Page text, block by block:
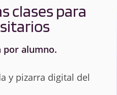
clases para
por alumno.
y pizarra digital del